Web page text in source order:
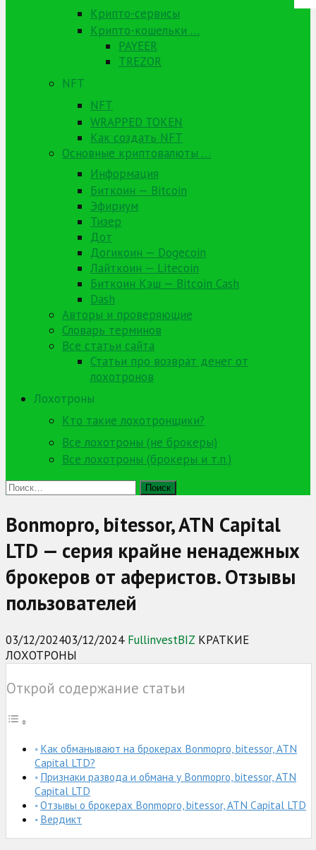
Крипто-сервисы
Крипто-кошельки …
PAYEER
TREZOR
NFT
NFT
WRAPPED TOKEN
Как создать NFT
Основные криптовалюты …
Информация
Биткоин — Bitcoin
Эфириум
Тизер
Дот
Догикоин — Dogecoin
Лайткоин — Litecoin
Биткоин Кэш — Bitcoin Cash
Dash
Авторы и проверяющие
Словарь терминов
Все статьи сайта
Статьи про возврат денег от
лохотронов
Лохотроны
Кто такие лохотронщики?
Все лохотроны (не брокеры)
Все лохотроны (брокеры и т.п.)
Найти:
Bonmopro, bitessor, ATN Capital
LTD — серия крайне ненадежных
брокеров от аферистов. Отзывы
пользователей
03/12/202403/12/2024 FullinvestBIZ КРАТКИЕ
ЛОХОТРОНЫ
Открой содержание статьи
Как обманывают на брокерах Bonmopro, bitessor, ATN
Capital LTD?
Признаки развода и обмана у Bonmopro, bitessor, ATN
Capital LTD
Отзывы о брокерах Bonmopro, bitessor, ATN Capital LTD
Вердикт